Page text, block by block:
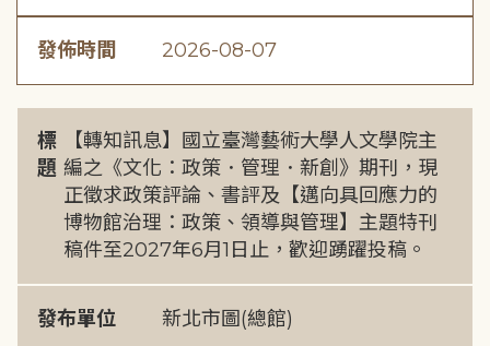
發佈時間 2026-08-07
標
題
【轉知訊息】國立臺灣藝術大學人文學院主
編之《文化：政策．管理．新創》期刊，現
正徵求政策評論、書評及【邁向具回應力的
博物館治理：政策、領導與管理】主題特刊
稿件至2027年6月1日止，歡迎踴躍投稿。
發布單位 新北市圖(總館)